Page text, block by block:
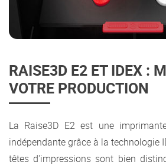
RAISE3D E2 ET IDEX :
VOTRE PRODUCTION
La Raise3D E2 est une
indépendante grâce à la technologie
têtes d'impressions sont bien